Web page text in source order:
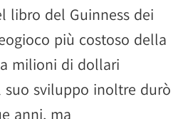
libro del Guinness dei
più costoso della
milioni di dollari
suo sviluppo inoltre durò
anni, ma